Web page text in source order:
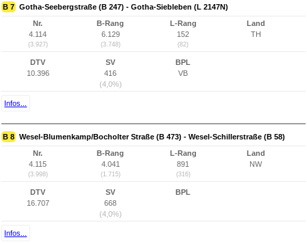
B 7 Gotha-Seebergstraße (B 247) - Gotha-Siebleben (L 2147N)
Nr.
4.114
(3.927)
B-Rang
6.129
(3.748)
L-Rang
152
(82)
Land
TH
DTV
10.396
SV
416
(4,0%)
BPL
VB
Infos...
B 8 Wesel-Blumenkamp/Bocholter Straße (B 473) - Wesel-Schillerstraße (B 58)
Nr.
4.115
(3.998)
B-Rang
4.041
(1.715)
L-Rang
891
(316)
Land
NW
DTV
16.707
SV
668
(4,0%)
BPL
Infos...